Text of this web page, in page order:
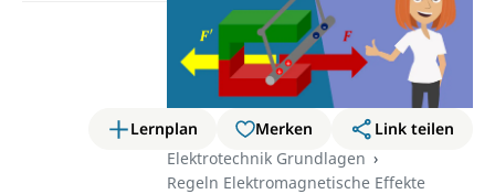
Lernplan Merken
Link teilen
Elektrotechnik Grundlagen
Regeln Elektromagnetische Effekte